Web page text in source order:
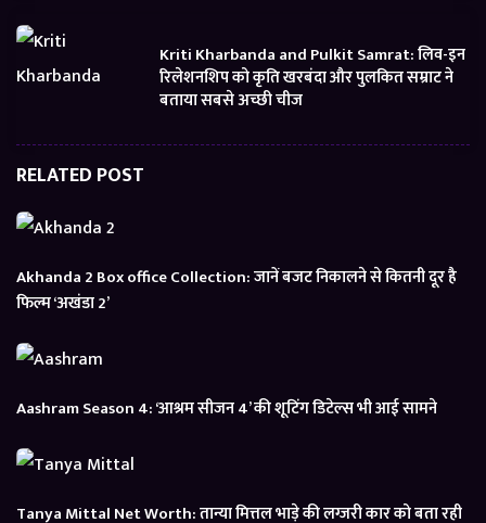
Kriti Kharbanda and Pulkit Samrat: लिव-इन
रिलेशनशिप को कृति खरबंदा और पुलकित सम्राट ने
बताया सबसे अच्छी चीज
RELATED POST
Akhanda 2 Box office Collection: जानें बजट निकालने से कितनी दूर है
फिल्म ‘अखंडा 2’
Aashram Season 4: ‘आश्रम सीजन 4’ की शूटिंग डिटेल्स भी आई सामने
Tanya Mittal Net Worth: तान्या मित्तल भाड़े की लग्जरी कार को बता रही